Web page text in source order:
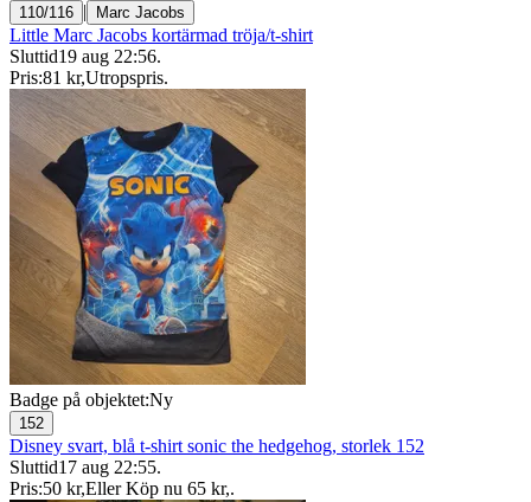
110/116 | Marc Jacobs
Little Marc Jacobs kortärmad tröja/t-shirt
Sluttid19 aug 22:56.
Pris:81 kr,Utropspris.
Badge på objektet:Ny
152
Disney svart, blå t-shirt sonic the hedgehog, storlek 152
Sluttid17 aug 22:55.
Pris:50 kr,Eller Köp nu 65 kr,.